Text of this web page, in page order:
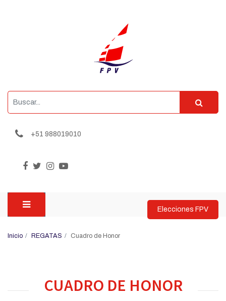
+51 988019010
Elecciones FPV
Inicio REGATAS Cuadro de Honor
CUADRO DE HONOR